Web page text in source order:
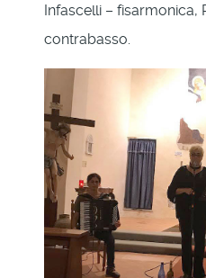
Infascelli – fisarmonica,
contrabasso.